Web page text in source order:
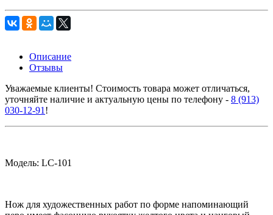
Описание
Отзывы
Уважаемые клиенты! Стоимость товара может отличаться,
уточняйте наличие и актуальную цены по телефону - 8 (913)
030-12-91 !
Модель: LC-101
Нож для художественных работ по форме напоминающий